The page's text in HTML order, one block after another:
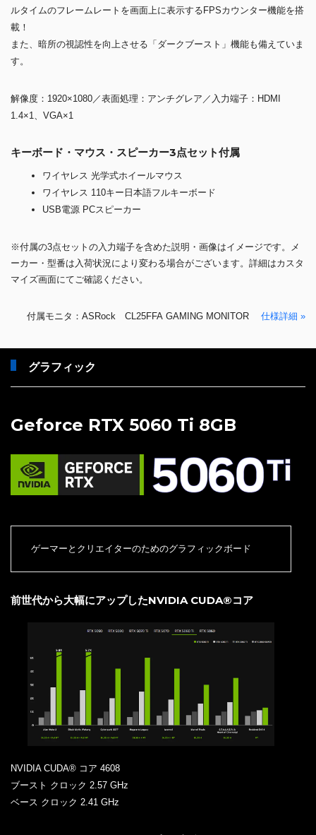
ルタイムのフレームレートを画面上に表示するFPSカウンター機能を搭
載！
また、暗所の視認性を向上させる「ダークブースト」機能も備えていま
す。
解像度：1920×1080／表面処理：アンチグレア／入力端子：HDMI
1.4×1、VGA×1
キーボード・マウス・スピーカー3点セット付属
ワイヤレス 光学式ホイールマウス
ワイヤレス 110キー日本語フルキーボード
USB電源 PCスピーカー
※付属の3点セットの入力端子を含めた説明・画像はイメージです。メ
ーカー・型番は入荷状況により変わる場合がございます。詳細はカスタ
マイズ画面にてご確認ください。
付属モニタ：ASRock CL25FFA GAMING MONITOR 仕様詳細 »
グラフィック
Geforce RTX 5060 Ti 8GB
ゲーマーとクリエイターのためのグラフィックボード
前世代から大幅にアップしたNVIDIA CUDA®コア
NVIDIA CUDA® コア 4608
ブースト クロック 2.57 GHz
ベース クロック 2.41 GHz